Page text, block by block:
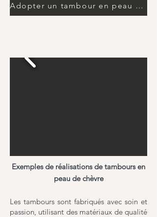
Adopter un tambour en peau de chèvre !
Exemples de réalisations de tambours en
peau de chèvre
Les tambours sont fabriqués avec soin et
passion, utilisant des matériaux de qualité